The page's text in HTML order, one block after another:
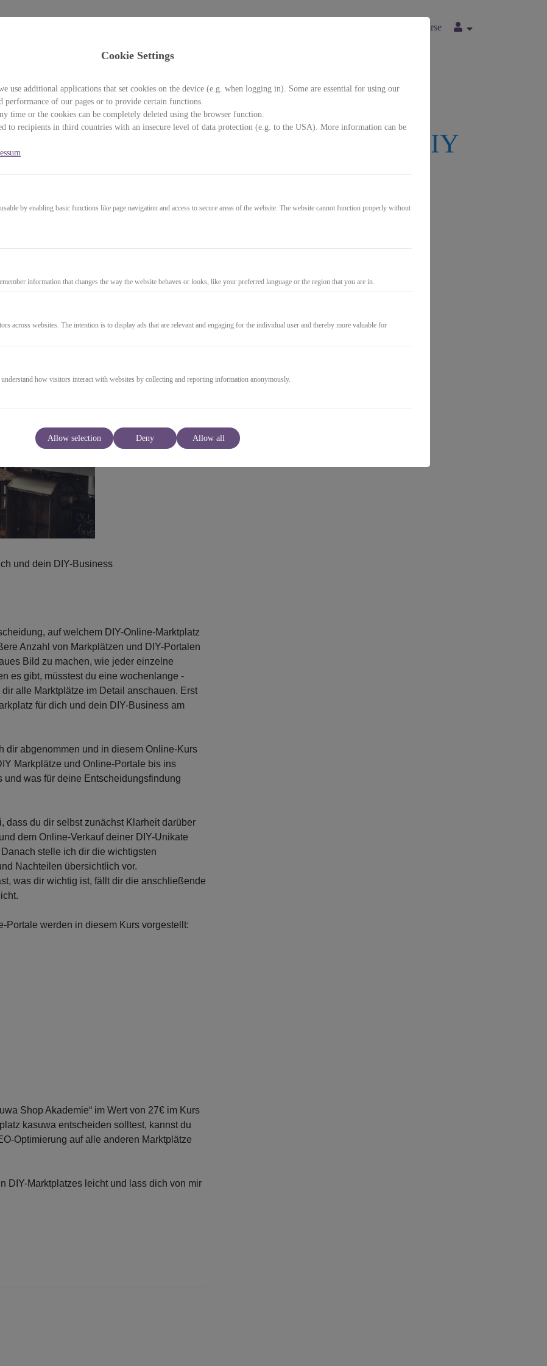
Strick-Video-Kurse
Online-Marktplatz für dich und dein DIY
* incl. VAT (where applicable)
und dein DIY-Business
auf welchem DIY-Online-Marktplatz
Anzahl von Markplätzen und DIY-Portalen
Bild zu machen, wie jeder einzelne
es gibt, müsstest du eine wochenlange -
alle Marktplätze im Detail anschauen. Erst
für dich und dein DIY-Business am
dir abgenommen und in diesem Online-Kurs
Markplätze und Online-Portale bis ins
was für deine Entscheidungsfindung
dass du dir selbst zunächst Klarheit darüber
dem Online-Verkauf deiner DIY-Unikate
stelle ich dir die wichtigsten
Nachteilen übersichtlich vor.
was dir wichtig ist, fällt dir die anschließende
Portale werden in diesem Kurs vorgestellt:
Shop Akademie“ im Wert von 27€ im Kurs
kasuwa entscheiden solltest, kannst du
Optimierung auf alle anderen Marktplätze
DIY-Marktplatzes leicht und lass dich von mir
Cookie Settings
use additional applications that set cookies on the device (e.g. when logging in). Some are essential for using our
performance of our pages or to provide certain functions.
time or the cookies can be completely deleted using the browser function.
to recipients in third countries with an insecure level of data protection (e.g. to the USA). More information can be
by enabling basic functions like page navigation and access to secure areas of the website. The website cannot function properly without
information that changes the way the website behaves or looks, like your preferred language or the region that you are in.
across websites. The intention is to display ads that are relevant and engaging for the individual user and thereby more valuable for
how visitors interact with websites by collecting and reporting information anonymously.
Allow selection Deny Allow all